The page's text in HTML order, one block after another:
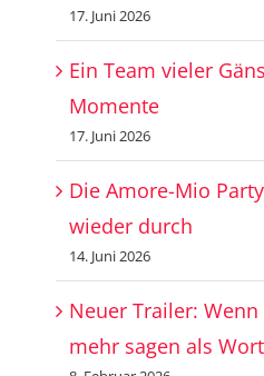
17. Juni 2026
Ein Team vieler
Momente
17. Juni 2026
Die Amore-Mio
wieder durch
14. Juni 2026
Neuer Trailer:
mehr sagen als